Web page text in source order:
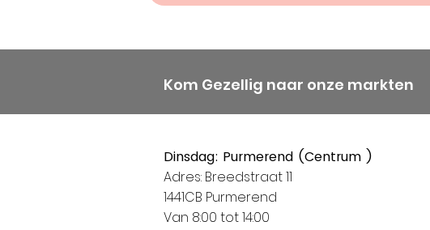
Kom Gezellig naar onze markten
Dinsdag: Purmerend (Centrum )
Adres: Breedstraat 11
1441CB Purmerend
Van 8:00 tot 14:00